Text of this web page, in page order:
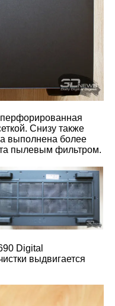
Снизу также
выполнена более
пылевым фильтром.
Digital
выдвигается